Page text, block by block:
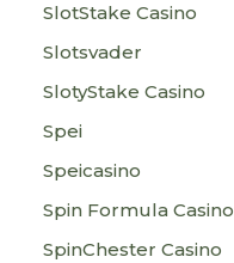
SlotStake Casino
Slotsvader
SlotyStake Casino
Spei
Speicasino
Spin Formula Casino
SpinChester Casino